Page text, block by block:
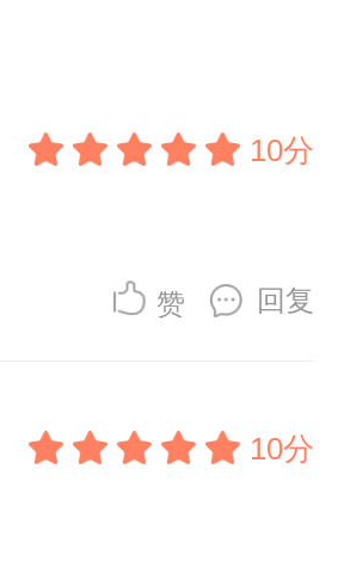
10分
回复
赞
10分